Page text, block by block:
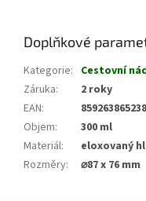
Doplňkové
Kategorie: Cestovní
Záruka:
2 roky
EAN:
Objem:
300 ml
Materiál:
eloxovaný
Rozměry: ⌀87 x 76 mm